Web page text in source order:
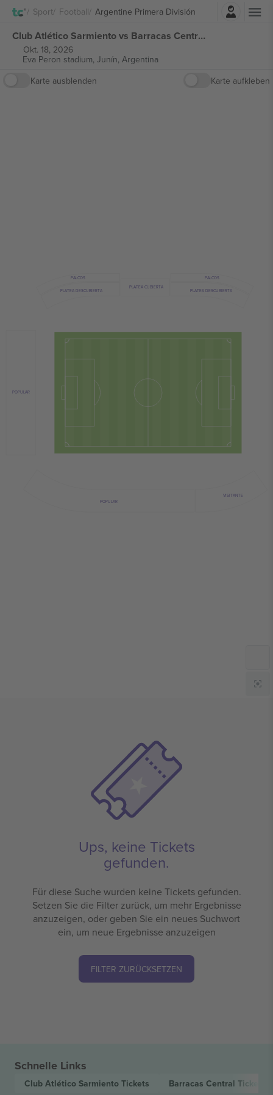
Sport Football Argentine Primera División
Einloggen
Club Atlético Sarmiento vs Barracas Central Argentine Primera División tickets
Okt. 18, 2026
Eva Peron stadium, Junín, Argentina
Karte ausblenden
Karte aufkleben
PALCOS
PALCOS
PLATEA CUBIERTA
PLATEA DESCUBIERTA PLATEA DESCUBIERTA
POPULAR
POPULAR
VISITANTE
Ups, keine Tickets
gefunden.
Für diese Suche wurden keine Tickets gefunden.
Setzen Sie die Filter zurück, um mehr Ergebnisse
anzuzeigen, oder geben Sie ein neues Suchwort
ein, um neue Ergebnisse anzuzeigen
FILTER ZURÜCKSETZEN
Schnelle Links
Club Atlético Sarmiento Tickets Barracas Central Tickets